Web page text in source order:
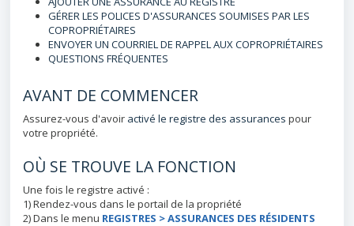
GÉRER LES POLICES D'ASSURANCES SOUMISES PAR LES
COPROPRIÉTAIRES
ENVOYER UN COURRIEL DE RAPPEL AUX COPROPRIÉTAIRES
QUESTIONS FRÉQUENTES
AVANT DE COMMENCER
Assurez-vous d'avoir activé le registre des assurances pour
votre propriété.
OÙ SE TROUVE LA FONCTION
Une fois le registre activé :
1) Rendez-vous dans le portail de la propriété
2) Dans le menu REGISTRES >ASSURANCES DES RÉSIDENTS